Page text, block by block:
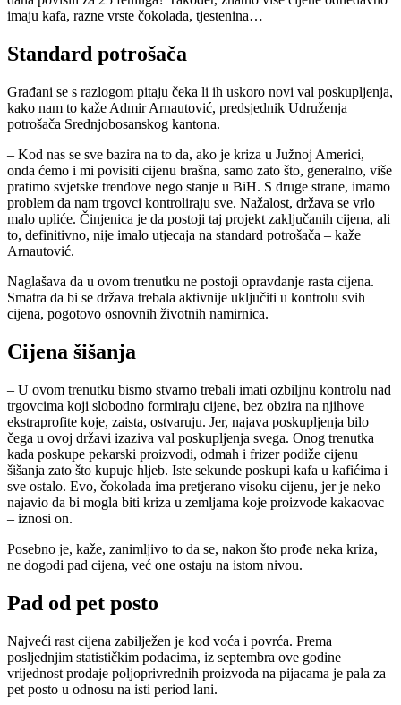
imaju kafa, razne vrste čokolada, tjestenina…
Standard potrošača
Građani se s razlogom pitaju čeka li ih uskoro novi val poskupljenja,
kako nam to kaže Admir Arnautović, predsjednik Udruženja
potrošača Srednjobosanskog kantona.
– Kod nas se sve bazira na to da, ako je kriza u Južnoj Americi,
onda ćemo i mi povisiti cijenu brašna, samo zato što, generalno, više
pratimo svjetske trendove nego stanje u BiH. S druge strane, imamo
problem da nam trgovci kontroliraju sve. Nažalost, država se vrlo
malo upliće. Činjenica je da postoji taj projekt zaključanih cijena, ali
to, definitivno, nije imalo utjecaja na standard potrošača – kaže
Arnautović.
Naglašava da u ovom trenutku ne postoji opravdanje rasta cijena.
Smatra da bi se država trebala aktivnije uključiti u kontrolu svih
cijena, pogotovo osnovnih životnih namirnica.
Cijena šišanja
– U ovom trenutku bismo stvarno trebali imati ozbiljnu kontrolu nad
trgovcima koji slobodno formiraju cijene, bez obzira na njihove
ekstraprofite koje, zaista, ostvaruju. Jer, najava poskupljenja bilo
čega u ovoj državi izaziva val poskupljenja svega. Onog trenutka
kada poskupe pekarski proizvodi, odmah i frizer podiže cijenu
šišanja zato što kupuje hljeb. Iste sekunde poskupi kafa u kafićima i
sve ostalo. Evo, čokolada ima pretjerano visoku cijenu, jer je neko
najavio da bi mogla biti kriza u zemljama koje proizvode kakaovac
– iznosi on.
Posebno je, kaže, zanimljivo to da se, nakon što prođe neka kriza,
ne dogodi pad cijena, već one ostaju na istom nivou.
Pad od pet posto
Najveći rast cijena zabilježen je kod voća i povrća. Prema
posljednjim statističkim podacima, iz septembra ove godine
vrijednost prodaje poljoprivrednih proizvoda na pijacama je pala za
pet posto u odnosu na isti period lani.